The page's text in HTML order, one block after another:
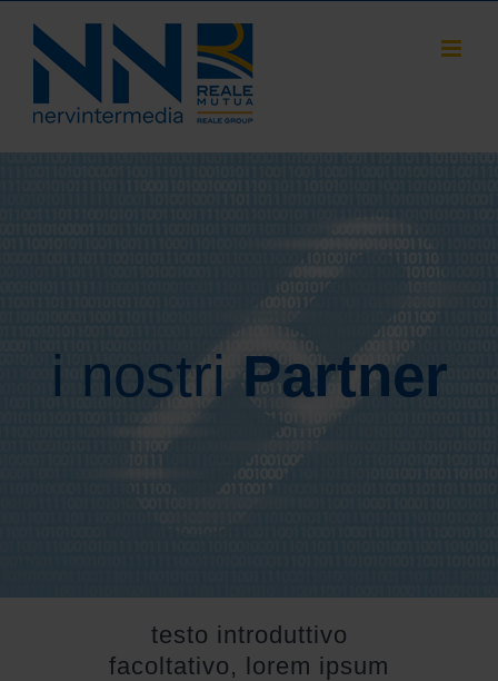
contenuto
i nostriPartner
testo introduttivo
facoltativo, lorem ipsum